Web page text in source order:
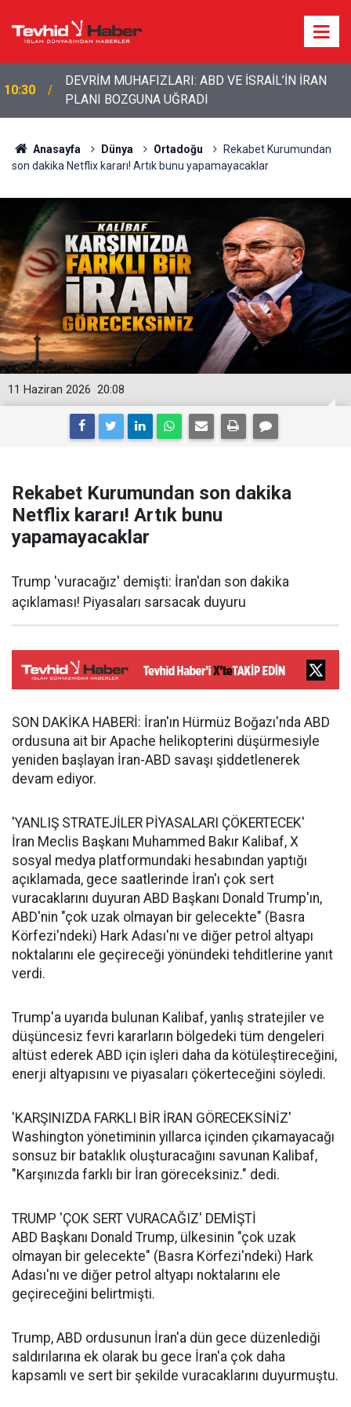
DEVRİM MUHAFIZLARI: ABD VE İSRAİL’İN İRAN
PLANI BOZGUNA UĞRADI
10:11
ABD ordusunda İran çatlağı: Komutanlar çıkış arıyor
Anasayfa Dünya Ortadoğu
Rekabet Kurumundan
son dakika Netflix kararı! Artık bunu yapamayacaklar
20:08
11 Haziran 2026
Rekabet Kurumundan son dakika
Netflix kararı! Artık bunu
yapamayacaklar
Trump 'vuracağız' demişti: İran'dan son dakika
açıklaması! Piyasaları sarsacak duyuru
SON DAKİKA HABERİ: İran'ın Hürmüz Boğazı'nda ABD
ordusuna ait bir Apache helikopterini düşürmesiyle
yeniden başlayan İran-ABD savaşı şiddetlenerek
devam ediyor.
'YANLIŞ STRATEJİLER PİYASALARI ÇÖKERTECEK'
İran Meclis Başkanı Muhammed Bakır Kalibaf, X
sosyal medya platformundaki hesabından yaptığı
açıklamada, gece saatlerinde İran'ı çok sert
vuracaklarını duyuran ABD Başkanı Donald Trump'ın,
ABD'nin "çok uzak olmayan bir gelecekte" (Basra
Körfezi'ndeki) Hark Adası'nı ve diğer petrol altyapı
noktalarını ele geçireceği yönündeki tehditlerine yanıt
verdi.
Trump'a uyarıda bulunan Kalibaf, yanlış stratejiler ve
düşüncesiz fevri kararların bölgedeki tüm dengeleri
altüst ederek ABD için işleri daha da kötüleştireceğini,
enerji altyapısını ve piyasaları çökerteceğini söyledi.
'KARŞINIZDA FARKLI BİR İRAN GÖRECEKSİNİZ'
Washington yönetiminin yıllarca içinden çıkamayacağı
sonsuz bir bataklık oluşturacağını savunan Kalibaf,
"Karşınızda farklı bir İran göreceksiniz." dedi.
TRUMP 'ÇOK SERT VURACAĞIZ' DEMİŞTİ
ABD Başkanı Donald Trump, ülkesinin "çok uzak
olmayan bir gelecekte" (Basra Körfezi'ndeki) Hark
Adası'nı ve diğer petrol altyapı noktalarını ele
geçireceğini belirtmişti.
Trump, ABD ordusunun İran'a dün gece düzenlediği
saldırılarına ek olarak bu gece İran'a çok daha
kapsamlı ve sert bir şekilde vuracaklarını duyurmuştu.